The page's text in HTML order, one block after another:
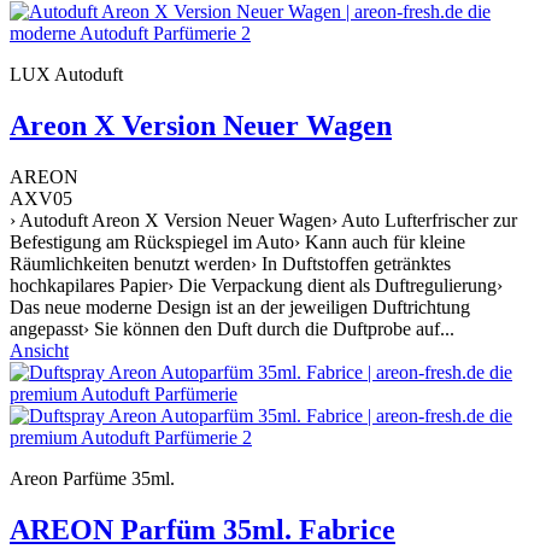
LUX Autoduft
Areon X Version Neuer Wagen
AREON
AXV05
› Autoduft Areon X Version Neuer Wagen› Auto Lufterfrischer zur
Befestigung am Rückspiegel im Auto› Kann auch für kleine
Räumlichkeiten benutzt werden› In Duftstoffen getränktes
hochkapilares Papier› Die Verpackung dient als Duftregulierung›
Das neue moderne Design ist an der jeweiligen Duftrichtung
angepasst› Sie können den Duft durch die Duftprobe auf...
Ansicht
Areon Parfüme 35ml.
AREON Parfüm 35ml. Fabrice